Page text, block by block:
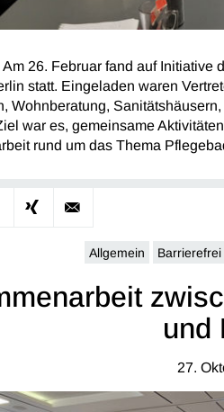
Am 26. Februar fand auf Initiative
statt. Eingeladen waren
Wohnberatung,
war es, gemeinsame
rund um das Thema
Allgemein Barrierefrei
und
27.